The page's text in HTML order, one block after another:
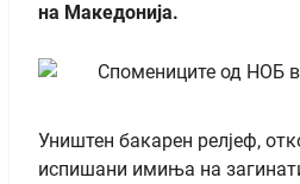
на Македонија.
Уништен бакарен релјеф,
испишани имиња на